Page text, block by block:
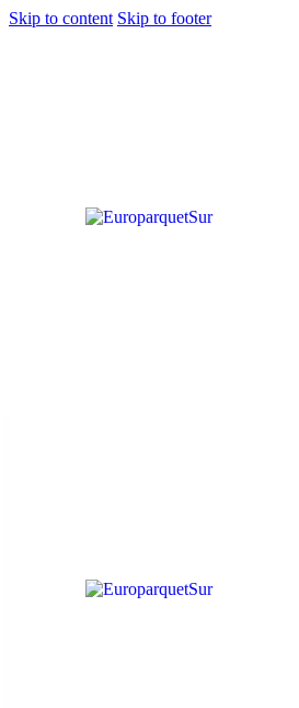
Skip to content Skip to footer